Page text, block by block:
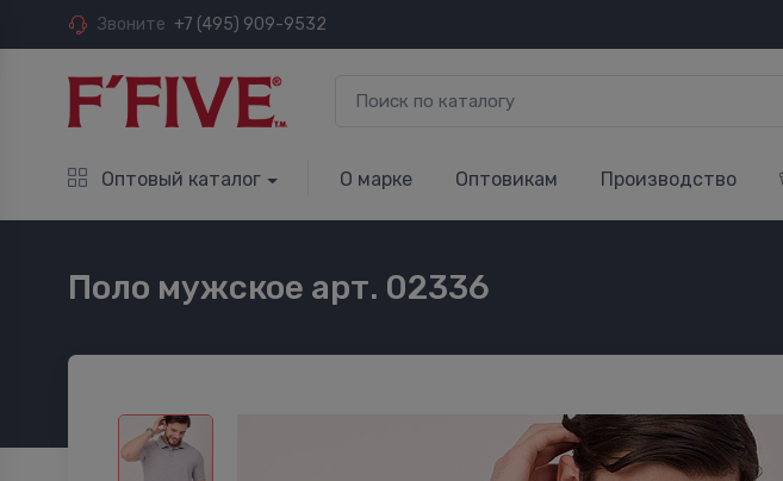
Звоните +7 (495) 909-9532
Оптовый каталог О марке Оптовикам Производство
Поло мужское арт. 02336